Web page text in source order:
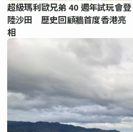
超級瑪利歐兄弟 40 週年試玩會登
陸沙田 歷史回顧牆首度香港亮
相